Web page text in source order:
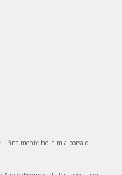
finalmente ho la mia borsa di